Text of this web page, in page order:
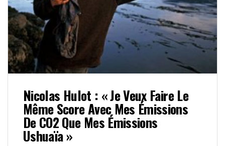
Nicolas Hulot : « Je Veux Faire Le
Même Score Avec Mes Émissions
De CO2 Que Mes Émissions
Ushuaïa »